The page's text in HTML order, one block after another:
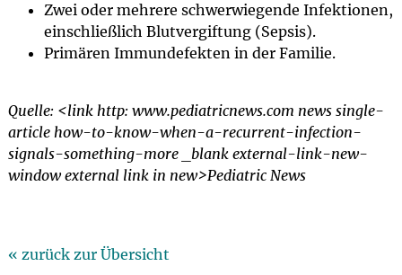
Zwei oder mehrere schwerwiegende Infektionen,
einschließlich Blutvergiftung (Sepsis).
Primären Immundefekten in der Familie.
Quelle: <link http: www.pediatricnews.com news single-
article how-to-know-when-a-recurrent-infection-
signals-something-more _blank external-link-new-
window external link in new>Pediatric News
« zurück zur Übersicht